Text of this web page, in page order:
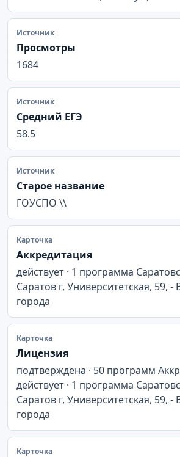
Источник
Просмотры
1684
Источник
Средний ЕГЭ
58.5
Источник
Старое название
ГОУСПО \\
Карточка
Аккредитация
действует · 1 программа
Саратов г, Университетская, 59, -
города
Карточка
Лицензия
подтверждена · 50 программ
действует · 1 программа
Саратов г, Университетская, 59, -
города
Карточка